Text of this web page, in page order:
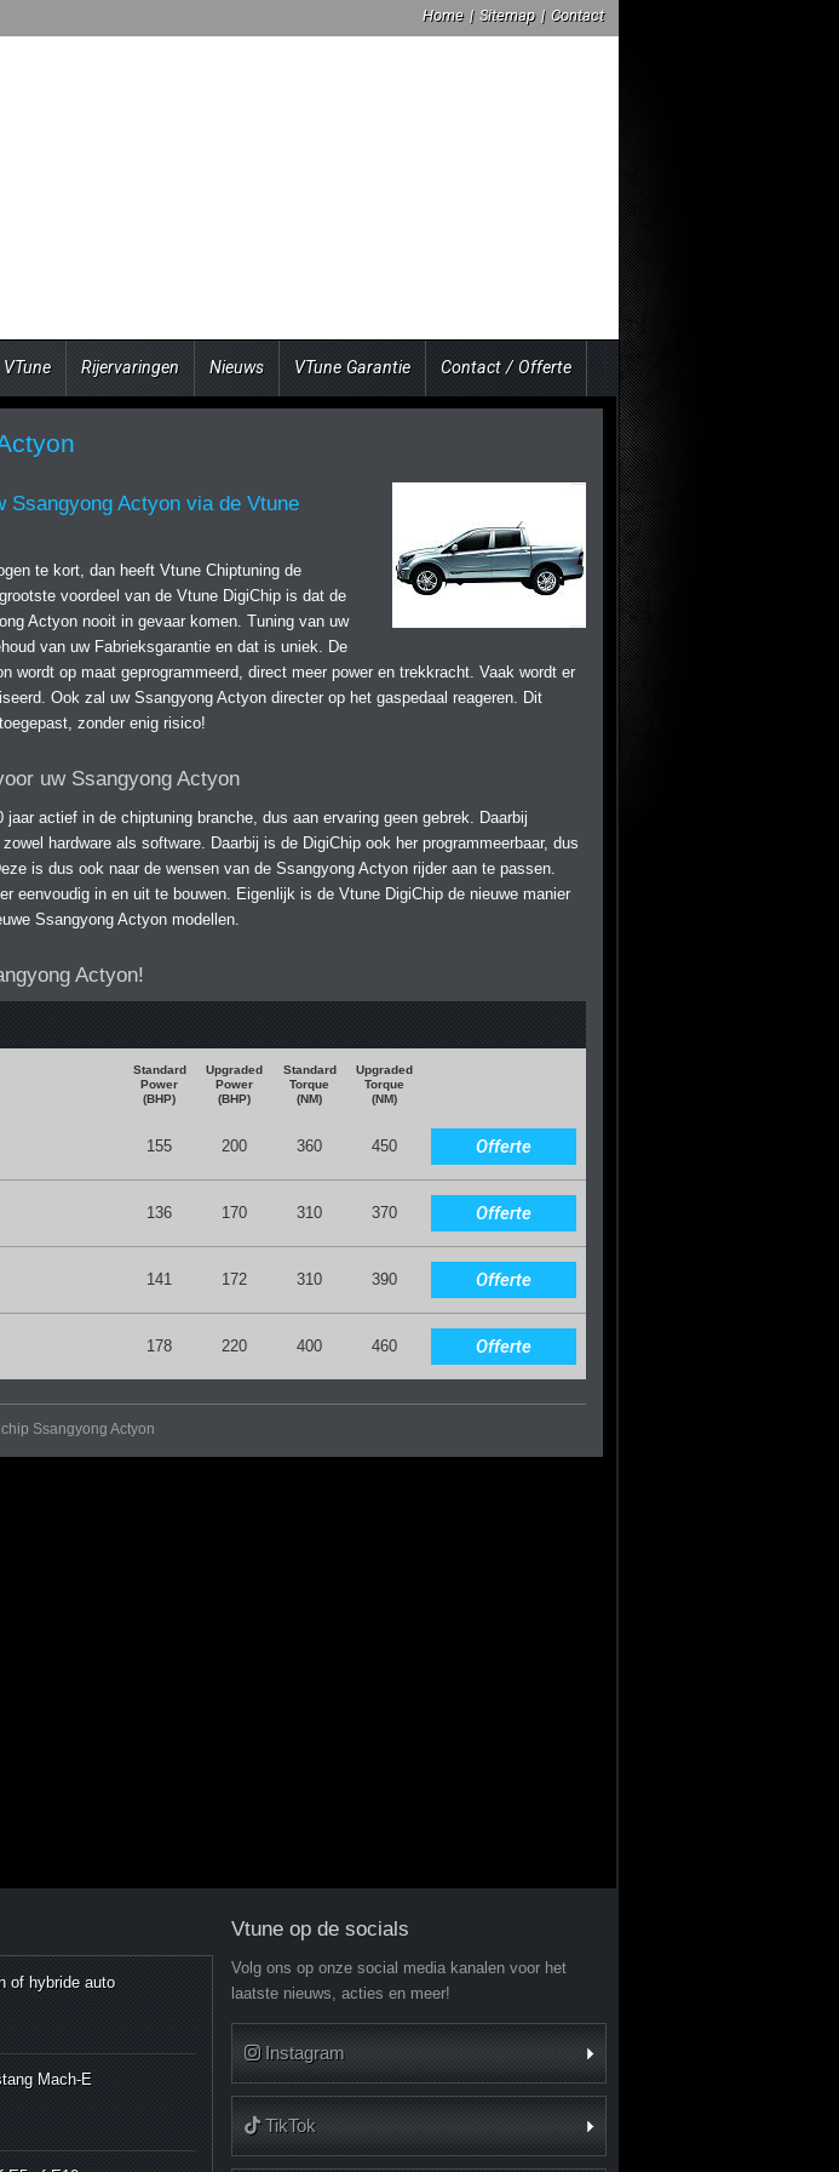
Home | Sitemap | Contact
Rijervaringen Nieuws VTune Garantie Contact / Offerte
Ssangyong Actyon via de Vtune
te kort, dan heeft Vtune Chiptuning de
voordeel van de Vtune DigiChip is dat de
Actyon nooit in gevaar komen. Tuning van uw
van uw Fabrieksgarantie en dat is uniek. De
wordt op maat geprogrammeerd, direct meer power en trekkracht. Vaak wordt er
Ook zal uw Ssangyong Actyon directer op het gaspedaal reageren. Dit
zonder enig risico!
uw Ssangyong Actyon
actief in de chiptuning branche, dus aan ervaring geen gebrek. Daarbij
hardware als software. Daarbij is de DigiChip ook her programmeerbaar, dus
is dus ook naar de wensen van de Ssangyong Actyon rijder aan te passen.
eenvoudig in en uit te bouwen. Eigenlijk is de Vtune DigiChip de nieuwe manier
Ssangyong Actyon modellen.
Actyon!
Standard
Power
(BHP)
Upgraded
Power
(BHP)
Standard
Torque
(NM)
Upgraded
Torque
(NM)
155 200 360 450 Offerte
136 170 310 370 Offerte
141 172 310 390 Offerte
178 220 400 460 Offerte
Ssangyong Actyon
of hybride auto
Mach-E
Vtune op de socials
Volg ons op onze social media kanalen voor het
laatste nieuws, acties en meer!
Instagram
TikTok